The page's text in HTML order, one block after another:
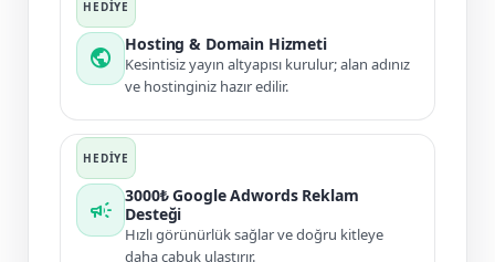
public
Hosting & Domain Hizmeti
Kesintisiz yayın altyapısı kurulur; alan adınız
ve hostinginiz hazır edilir.
campaign
3000₺ Google Adwords Reklam
Desteği
Hızlı görünürlük sağlar ve doğru kitleye
daha çabuk ulaştırır.